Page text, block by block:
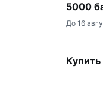
5000
До 16